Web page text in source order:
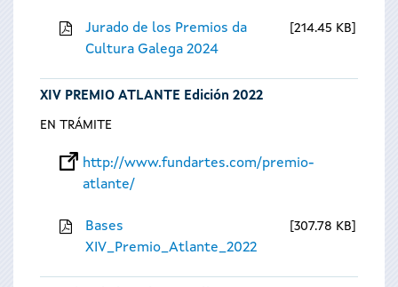
Jurado de los Premios da
Cultura Galega 2024
214.45 KB
XIV PREMIO ATLANTE Edición 2022
EN TRÁMITE
http://www.fundartes.com/premio-
atlante/
Bases
XIV_Premio_Atlante_2022
307.78 KB